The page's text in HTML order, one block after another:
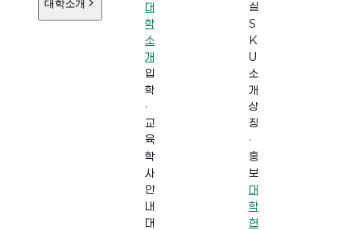
대학소개
대
학
소
개
입
학
·
교
육
학
사
안
내
대
실
S
K
U
소
개
상
징
·
홍
보
대
학
현